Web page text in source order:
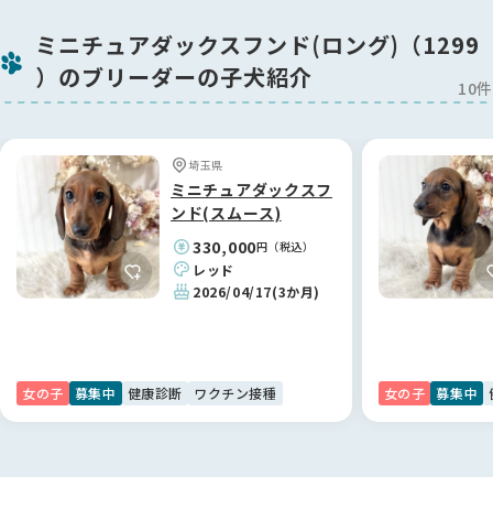
「ここに載っているブリーダーさんなら大丈夫」——そう思え
たことが、矢島さんとのご縁につながりました。
信頼できる方から、健康で元気な子を迎えられて、本当に良か
ったです。ありがとうございました ✨
参加させていただきました。プロの手で大切に育てられ、素晴
らしい経験を積んだ子を迎えられたことを誇りに思います。
【BreederFamiliesへ】
情報が細かく掲載されており、比較検討がしやすかったです。
何より第三者からの客観的な評価が確認できるため、安心して
コンタクトを取ることができました。
素敵なご縁を繋いでいただき、本当にありがとうございまし
た！🐶
ミニチュアダックスフンド(ロング)（1299
）のブリーダーの子犬紹介
10件
埼玉県
ミニチュアダックスフ
ンド(スムース)
330,000円（税込）
レッド
2026/04/17(3か月)
女の子 募集中 健康診断 ワクチン接種 女の子 募集中